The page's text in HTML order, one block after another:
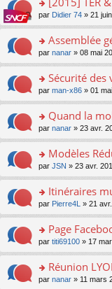
e
nt
le
pl
u
ré
c
e
nt
n
le
pl
u
ré
c
e
nt
a
g
e
n
n
le
pl
u
ré
c
e
nt
m
e
a
g
e
n
n
le
pl
u
ré
c
e
nt
ult
er
le
m
e
a
g
e
n
n
le
pl
u
ré
c
e
nt
o
n
ult
er
le
m
e
a
g
e
n
n
le
pl
u
ré
c
e
nt
par Didier 74 » 21
o
n
ult
er
le
m
e
a
g
e
n
n
le
pl
u
ré
c
Assemblée
par nanar » 08 mai
o
n
ult
er
le
m
e
a
g
e
n
n
le
pl
Sécurité des
par man-x86 » 01
o
n
ult
er
le
m
e
a
g
e
n
n
Quand la
par nanar » 23 avr.
o
n
ult
er
le
m
e
a
g
Modèles
par JSN » 23 avr.
o
n
ult
er
le
m
e
Itinéraires
par Pierre4L » 21
o
n
ult
er
Page
par titi69100 » 17
o
Réunion
par nanar » 11 mars